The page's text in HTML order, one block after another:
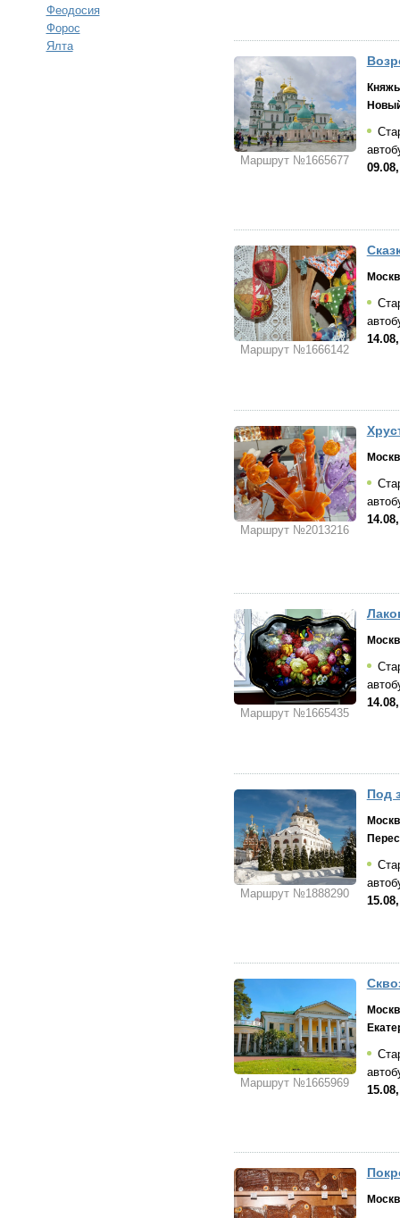
Феодосия
Форос
Ялта
Маршрут №1665677
Маршрут №1666142
Маршрут №2013216
Маршрут №1665435
Маршрут №1888290
Под
Маршрут №1665969